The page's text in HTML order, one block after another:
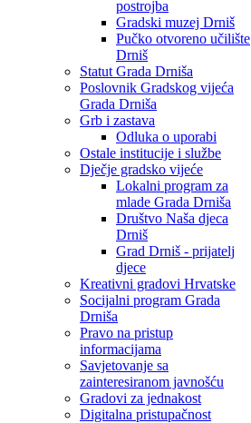
postrojba
Gradski muzej Drniš
Pučko otvoreno učilište
Drniš
Statut Grada Drniša
Poslovnik Gradskog vijeća
Grada Drniša
Grb i zastava
Odluka o uporabi
Ostale institucije i službe
Dječje gradsko vijeće
Lokalni program za
mlade Grada Drniša
Društvo Naša djeca
Drniš
Grad Drniš - prijatelj
djece
Kreativni gradovi Hrvatske
Socijalni program Grada
Drniša
Pravo na pristup
informacijama
Savjetovanje sa
zainteresiranom javnošću
Gradovi za jednakost
Digitalna pristupačnost